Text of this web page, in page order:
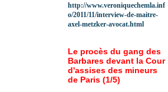
http://www.veroniquechemla.inf
o/2011/11/interview-de-maitre-
axel-metzker-avocat.html
Le procès du gang des
Barbares devant la Cour
d'assises des mineurs
de Paris (1/5)